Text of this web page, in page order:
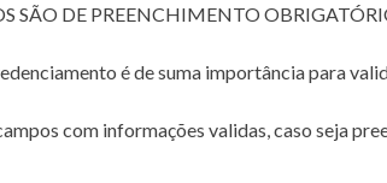
SÃO DE PREENCHIMENTO
é de suma importância para
com informações validas, caso seja